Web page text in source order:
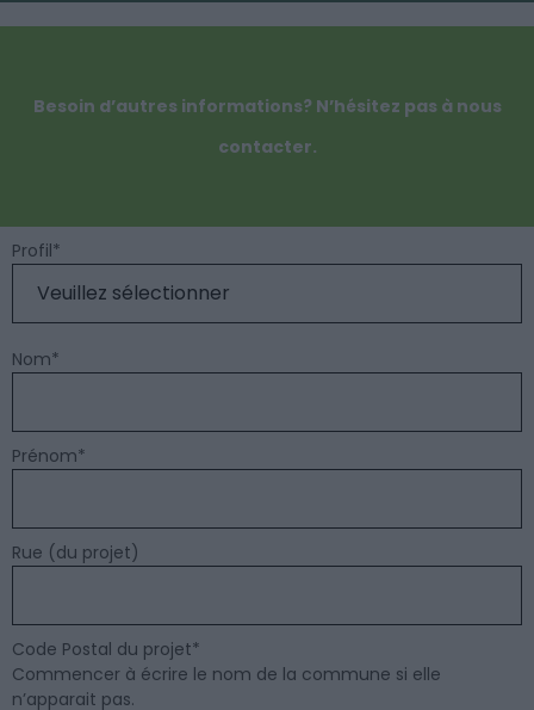
Besoin d’autres informations? N’hésitez pas à nous
contacter.
Profil*
Nom*
Prénom*
Rue (du projet)
Code Postal du projet*
Commencer à écrire le nom de la commune si elle
n’apparait pas.